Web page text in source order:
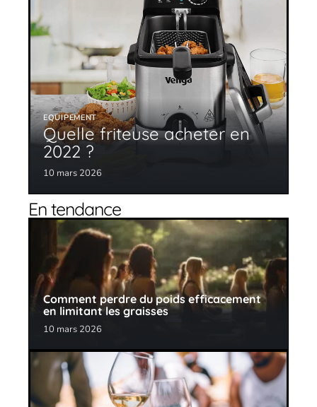
EQUIPEMENT
Quelle friteuse acheter en
2022 ?
10 mars 2026
En tendance
Comment perdre du poids efficacement
en limitant les graisses
10 mars 2026